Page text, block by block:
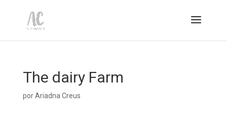
The dairy Farm
porAriadna Creus